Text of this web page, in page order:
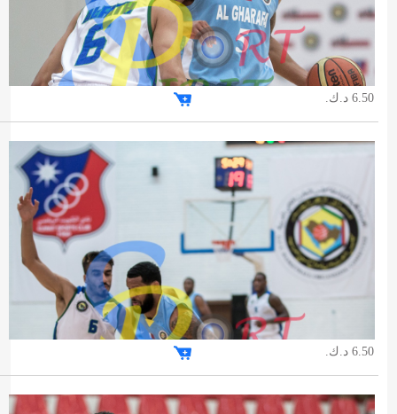
6.50 د.ك.
6.50 د.ك.